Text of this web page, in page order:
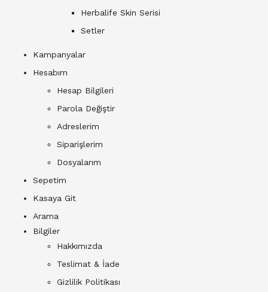
Herbalife Skin Serisi
Setler
Kampanyalar
Hesabım
Hesap Bilgileri
Parola Değiştir
Adreslerim
Siparişlerim
Dosyalarım
Sepetim
Kasaya Git
Arama
Bilgiler
Hakkımızda
Teslimat & İade
Gizlilik Politikası